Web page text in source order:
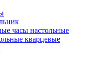
часы настольные
кварцевые